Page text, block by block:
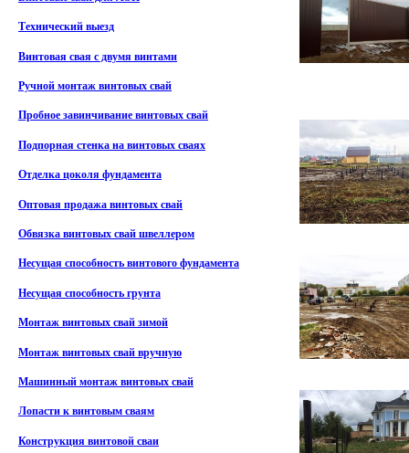
Технический выезд
Винтовая свая с двумя винтами
Ручной монтаж винтовых свай
Пробное завинчивание винтовых свай
Подпорная стенка на винтовых сваях
Отделка цоколя фундамента
Оптовая продажа винтовых свай
Обвязка винтовых свай швеллером
Несущая способность винтового фундамента
Несущая способность грунта
Монтаж винтовых свай зимой
Монтаж винтовых свай вручную
Машинный монтаж винтовых свай
Лопасти к винтовым сваям
Конструкция винтовой сваи